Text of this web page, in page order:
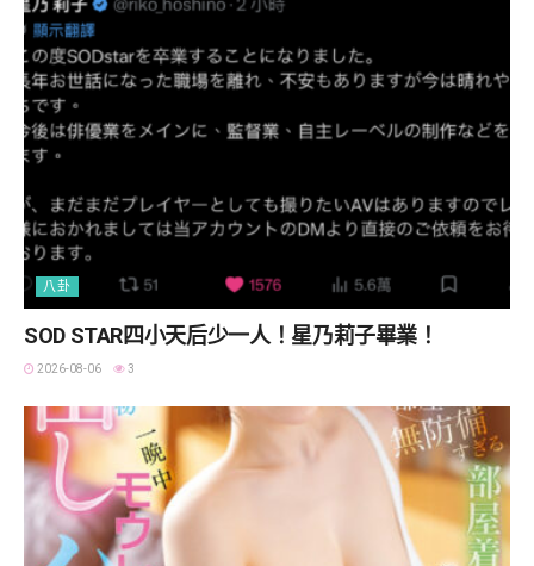
八卦
SOD STAR四小天后少一人！星乃莉子畢業！
2026-08-06 3